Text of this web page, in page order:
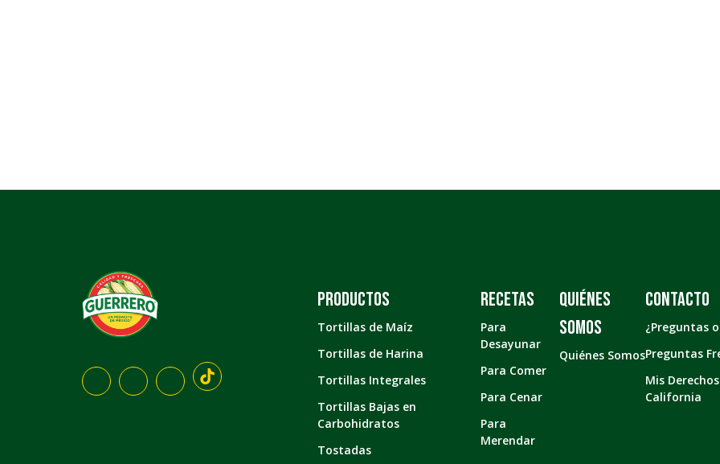
Productos
Tortillas de Maíz
Tortillas de Harina
Tortillas Integrales
Tortillas Bajas en
Carbohidratos
Tostadas
Recetas
Para
Desayunar
Para Comer
Para Cenar
Para
Merendar
Quiénes
somos
Quiénes Somos
Contacto
¿Preguntas
Preguntas
Mis
California